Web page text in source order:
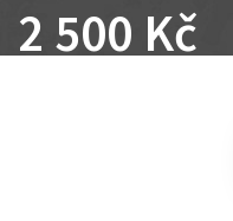
2 500 Kč